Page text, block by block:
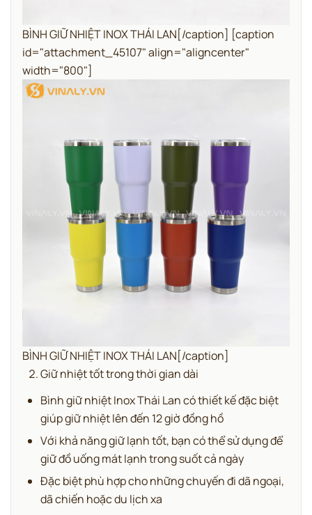
BÌNH GIỮ NHIỆT INOX THÁI LAN[/caption] [caption
id="attachment_45107" align="aligncenter"
width="800"]
BÌNH GIỮ NHIỆT INOX THÁI LAN[/caption]
Giữ nhiệt tốt trong thời gian dài
Bình giữ nhiệt Inox Thái Lan có thiết kế đặc biệt
giúp giữ nhiệt lên đến 12 giờ đồng hồ
Với khả năng giữ lạnh tốt, bạn có thể sử dụng để
giữ đồ uống mát lạnh trong suốt cả ngày
Đặc biệt phù hợp cho những chuyến đi dã ngoại,
dã chiến hoặc du lịch xa